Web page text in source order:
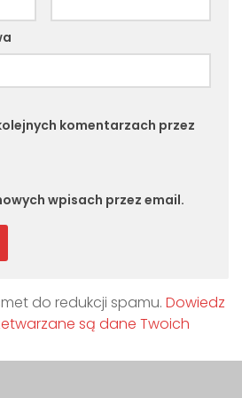
komentarzach przez
wpisach przez email.
do redukcji spamu. Dowiedz
są dane Twoich